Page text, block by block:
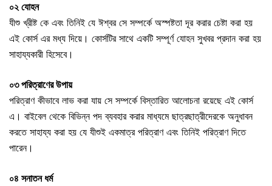
০২ যোহন
যীশু খ্রীষ্ট কে এবং তিনিই যে ঈশ্বর সে সম্পর্কে অস্পষ্টতা দূর করার চেষ্টা করা হয়
এই কোর্স এর মধ্য দিয়ে। কোর্সটির সাথে একটি সম্পূর্ণ যোহন সুখবর প্রদান করা হয়
সাহায্যকারী হিসেবে।
০৩ পরিত্রাণের উপায়
পরিত্রাণ কীভাবে লাভ করা যায় সে সম্পর্কে বিস্তারিত আলোচনা রয়েছে এই কোর্স
এ। বাইবেল থেকে বিভিন্ন পদ ব্যবহার করার মাধ্যমে ছাত্রছাত্রীদেরকে অনুধাবন
করতে সাহায্য করা হয় যে যীশুই একমাত্র পরিত্রাণ এবং তিনিই পরিত্রাণ দিতে
পারেন।
০৪ সনাতন ধর্ম